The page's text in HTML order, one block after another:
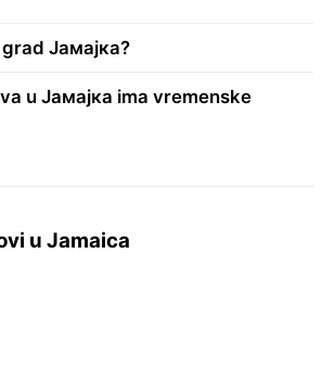
Јамајка?
u Јамајка ima vremenske
u Jamaica